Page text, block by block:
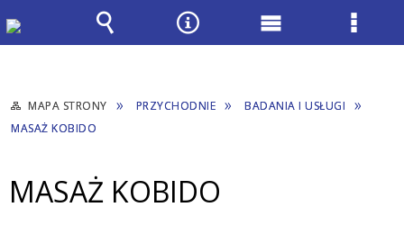
MAPA STRONY PRZYCHODNIE
BADANIA I USŁUGI
MASAŻ KOBIDO
MASAŻ KOBIDO
Wyszukiwarka
NarzędziaMenu
Menu